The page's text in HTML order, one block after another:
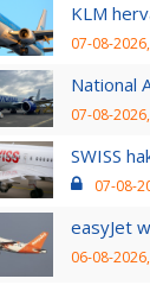
KLM
07-08-
National
07-08-
SWISS
07-08-
easyJet
06-08-